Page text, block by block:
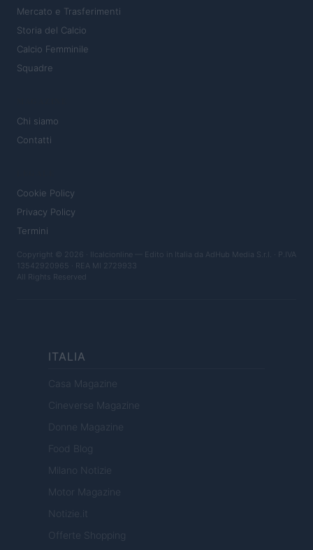
Mercato e Trasferimenti
Storia del Calcio
Calcio Femminile
Squadre
Chi siamo
Contatti
Cookie Policy
Privacy Policy
Termini
Copyright © 2026 · Ilcalcionline — Edito in Italia da AdHub Media S.r.l. · P.IVA
13542920965 · REA MI 2729933
All Rights Reserved
ITALIA
Casa Magazine
Cineverse Magazine
Donne Magazine
Food Blog
Milano Notizie
Motor Magazine
Notizie.it
Offerte Shopping